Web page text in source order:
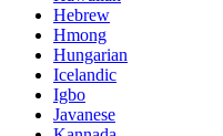
Hebrew
Hmong
Hungarian
Icelandic
Igbo
Javanese